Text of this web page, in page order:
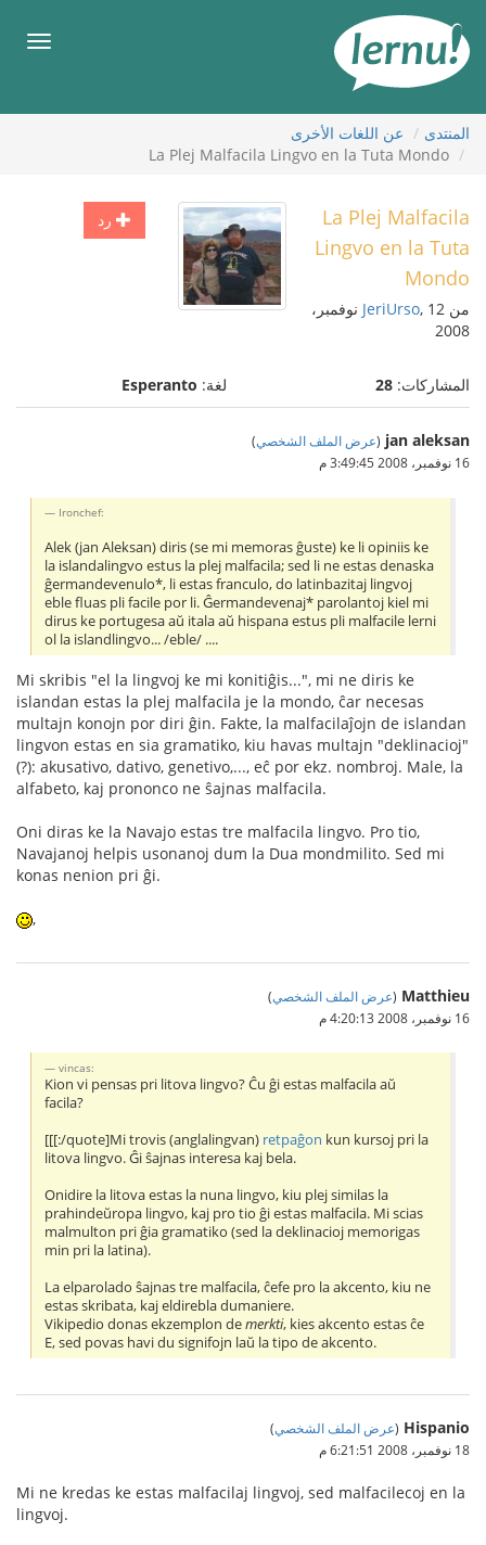
المحتويات
قائمة
المنتدى
عن اللغات الأخرى
La Plej Malfacila Lingvo en la Tuta Mondo
رد
La Plej Malfacila
Lingvo en la Tuta
Mondo
من JeriUrso , 12 نوفمبر،
2008
المشاركات: 28 لغة: Esperanto
jan aleksan
(عرض الملف الشخصي)
16 نوفمبر، 2008 3:49:45 م
Ironchef:
Alek (jan Aleksan) diris (se mi memoras ĝuste) ke li opiniis ke
la islandalingvo estus la plej malfacila; sed li ne estas denaska
ĝermandevenulo*, li estas franculo, do latinbazitaj lingvoj
eble fluas pli facile por li. Ĝermandevenaj* parolantoj kiel mi
dirus ke portugesa aŭ itala aŭ hispana estus pli malfacile lerni
ol la islandlingvo... /eble/ ....
Mi skribis "el la lingvoj ke mi konitiĝis...", mi ne diris ke
islandan estas la plej malfacila je la mondo, ĉar necesas
multajn konojn por diri ĝin. Fakte, la malfacilaĵojn de islandan
lingvon estas en sia gramatiko, kiu havas multajn "deklinacioj"
(?): akusativo, dativo, genetivo,..., eĉ por ekz. nombroj. Male, la
alfabeto, kaj prononco ne ŝajnas malfacila.
Oni diras ke la Navajo estas tre malfacila lingvo. Pro tio,
Navajanoj helpis usonanoj dum la Dua mondmilito. Sed mi
konas nenion pri ĝi.
,
Matthieu
(عرض الملف الشخصي)
16 نوفمبر، 2008 4:20:13 م
vincas:
Kion vi pensas pri litova lingvo? Ĉu ĝi estas malfacila aŭ
facila?
[[[:/quote]Mi trovis (anglalingvan) retpaĝon kun kursoj pri la
litova lingvo. Ĝi ŝajnas interesa kaj bela.
Onidire la litova estas la nuna lingvo, kiu plej similas la
prahindeŭropa lingvo, kaj pro tio ĝi estas malfacila. Mi scias
malmulton pri ĝia gramatiko (sed la deklinacioj memorigas
min pri la latina).
La elparolado ŝajnas tre malfacila, ĉefe pro la akcento, kiu ne
estas skribata, kaj eldirebla dumaniere.
Vikipedio donas ekzemplon demerkti, kies akcento estas ĉe
E, sed povas havi du signifojn laŭ la tipo de akcento.
Hispanio
(عرض الملف الشخصي)
18 نوفمبر، 2008 6:21:51 م
Mi ne kredas ke estas malfacilaj lingvoj, sed malfacilecoj en la
lingvoj.